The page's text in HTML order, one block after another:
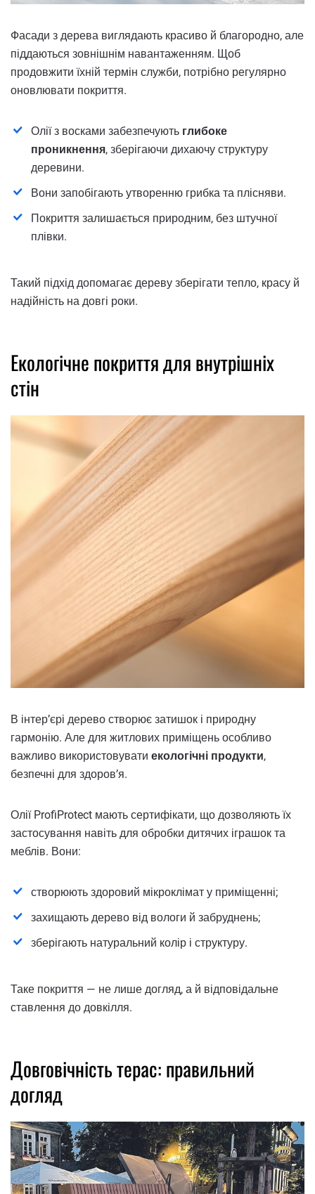
Фасади з дерева виглядають красиво й благородно, але
піддаються зовнішнім навантаженням. Щоб
продовжити їхній термін служби, потрібно регулярно
оновлювати покриття.
Олії з восками забезпечують глибоке
проникнення, зберігаючи дихаючу структуру
деревини.
Вони запобігають утворенню грибка та плісняви.
Покриття залишається природним, без штучної
плівки.
Такий підхід допомагає дереву зберігати тепло, красу й
надійність на довгі роки.
Екологічне покриття для внутрішніх
стін
В інтер’єрі дерево створює затишок і природну
гармонію. Але для житлових приміщень особливо
важливо використовувати екологічні продукти,
безпечні для здоров’я.
Олії ProfiProtect мають сертифікати, що дозволяють їх
застосування навіть для обробки дитячих іграшок та
меблів. Вони:
створюють здоровий мікроклімат у приміщенні;
захищають дерево від вологи й забруднень;
зберігають натуральний колір і структуру.
Таке покриття — не лише догляд, а й відповідальне
ставлення до довкілля.
Довговічність терас: правильний
догляд